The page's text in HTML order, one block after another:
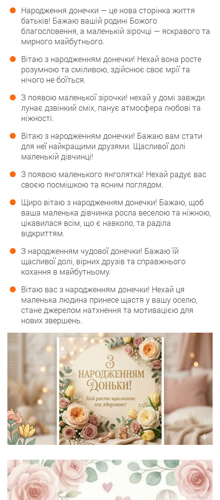
Народження донечки — це нова сторінка життя
батьків! Бажаю вашій родині Божого
благословення, а маленькій зірочці — яскравого та
мирного майбутнього.
Вітаю з народженням донечки! Нехай вона росте
розумною та сміливою, здійснює своє мрії та
нічого не боїться.
З появою маленької зірочки! нехай у домі завжди
лунає дзвінкий сміх, панує атмосфера любові та
ніжності.
Вітаю з народженням донечки! Бажаю вам стати
для неї найкращими друзями. Щасливої долі
маленькій дівчинці!
З появою маленького янголятка! Нехай радує вас
своєю посмішкою та ясним поглядом.
Щиро вітаю з народженням донечки! Бажаю, щоб
ваша маленька дівчинка росла веселою та ніжною,
цікавилася всім, що є навколо, та раділа
відкриттям.
З народженням чудової донечки! Бажаю їй
щасливої долі, вірних друзів та справжнього
кохання в майбутньому.
Вітаю вас з народженням донечки! Нехай ця
маленька людина принесе щастя у вашу оселю,
стане джерелом натхнення та мотивацією для
нових звершень.